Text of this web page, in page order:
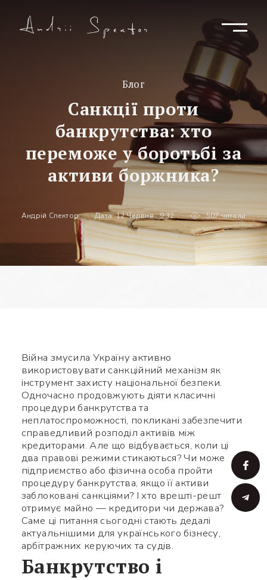
Блог
Санкції проти
банкрутства: хто
переможе у боротьбі за
активи боржника?
Андрій Спектор Дата: 12 Червня , 9:32 507 читали
Війна змусила Україну активно
використовувати санкційний механізм як
інструмент захисту національної безпеки.
Одночасно продовжують діяти класичні
процедури банкрутства та
неплатоспроможності, покликані забезпечити
справедливий розподіл активів між
кредиторами. Але що відбувається, коли ці
два правові режими стикаються? Чи може
підприємство або фізична особа пройти
процедуру банкрутства, якщо її активи
заблоковані санкціями? І хто врешті-решт
отримує майно — кредитори чи держава?
Саме ці питання сьогодні стають дедалі
актуальнішими для українського бізнесу,
арбітражних керуючих та судів.
Банкрутство і